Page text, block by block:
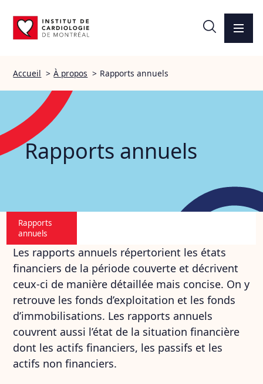
Accueil > À propos > Rapports annuels
Rapports annuels
Rapports
annuels
Les rapports annuels répertorient les états
financiers de la période couverte et décrivent
ceux-ci de manière détaillée mais concise. On y
retrouve les fonds d’exploitation et les fonds
d’immobilisations. Les rapports annuels
couvrent aussi l’état de la situation financière
dont les actifs financiers, les passifs et les
actifs non financiers.